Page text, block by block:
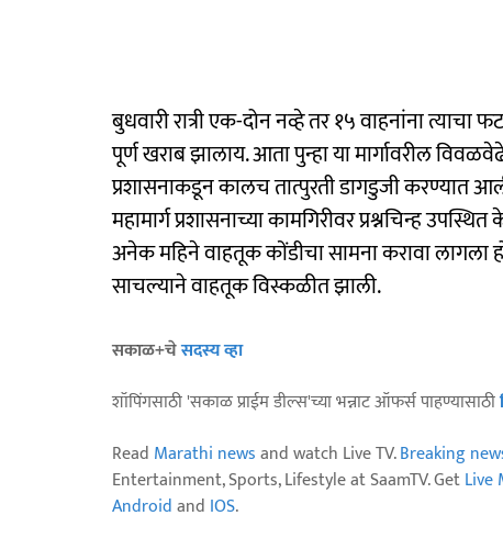
बुधवारी रात्री एक-दोन नव्हे तर १५ वाहनांना
पूर्ण खराब झालाय. आता पुन्हा या मार्गावरील
प्रशासनाकडून कालच तात्पुरती डागडुजी करण्यात
महामार्ग प्रशासनाच्या कामगिरीवर प्रश्नचिन्ह
अनेक महिने वाहतूक कोंडीचा सामना करावा लागला
साचल्याने वाहतूक विस्कळीत झाली.
सकाळ+चेसदस्य व्हा
शॉपिंगसाठी 'सकाळ प्राईम डील्स'च्या भन्नाट ऑफर्स पाहण्यासाठी
Read Marathi newsand watch Live TV.Breaking
Entertainment, Sports, Lifestyle at SaamTV. GetLive
Androidand IOS.